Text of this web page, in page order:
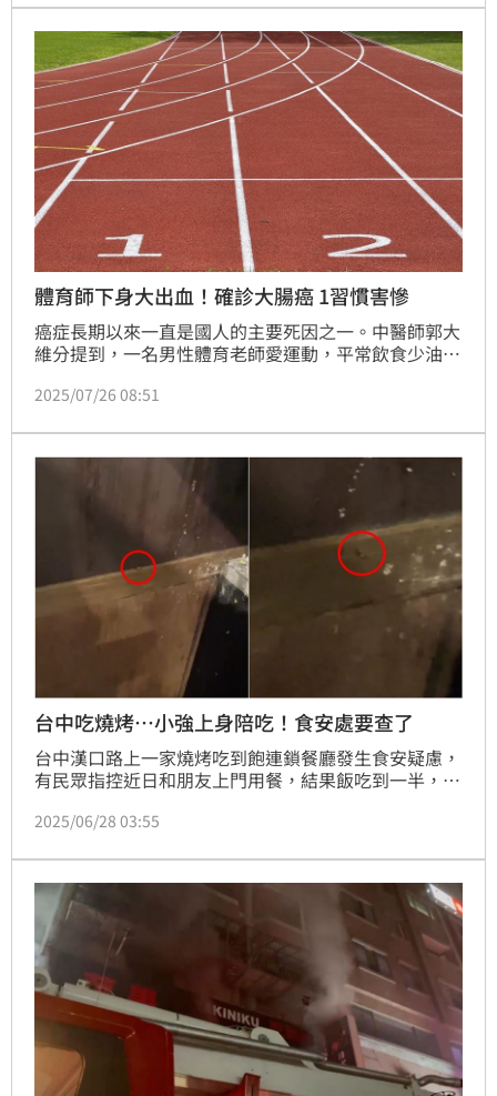
倒地，緊急送醫才驚覺是腦出血！
體育師下身大出血！確診大腸癌 1習慣害慘
癌症長期以來一直是國人的主要死因之一。中醫師郭大
維分提到，一名男性體育老師愛運動，平常飲食少油、
上課時突然下身大出血，就醫才發現罹患大腸癌，且已
2025/07/26 08:51
台中吃燒烤…小強上身陪吃！食安處要查了
台中漢口路上一家燒烤吃到飽連鎖餐廳發生食安疑慮，
有民眾指控近日和朋友上門用餐，結果飯吃到一半，竟
換座位，沒想到換了位置後又看到蟑螂在爬，讓他嚇到
應，本案已錄案，將派員前往稽查，若違規狀況屬實且
業者未限期改善，依法可處6萬至2億元罰鍰。
2025/06/28 03:55